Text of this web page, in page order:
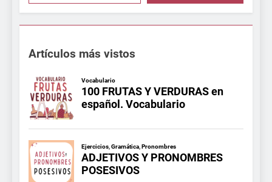
Artículos más vistos